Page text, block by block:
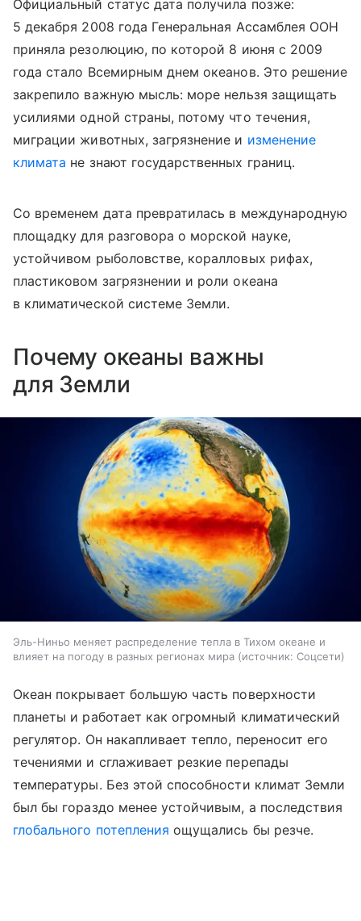
Официальный статус дата получила позже:
5 декабря 2008 года Генеральная Ассамблея ООН
приняла резолюцию, по которой 8 июня с 2009
года стало Всемирным днем океанов. Это решение
закрепило важную мысль: море нельзя защищать
усилиями одной страны, потому что течения,
миграции животных, загрязнение и изменение
климата не знают государственных границ.
Со временем дата превратилась в международную
площадку для разговора о морской науке,
устойчивом рыболовстве, коралловых рифах,
пластиковом загрязнении и роли океана
в климатической системе Земли.
Почему океаны важны
для Земли
Эль-Ниньо меняет распределение тепла в Тихом океане и
влияет на погоду в разных регионах мира
источник: Соцсети
Океан покрывает большую часть поверхности
планеты и работает как огромный климатический
регулятор. Он накапливает тепло, переносит его
течениями и сглаживает резкие перепады
температуры. Без этой способности климат Земли
был бы гораздо менее устойчивым, а последствия
глобального потепления ощущались бы резче.